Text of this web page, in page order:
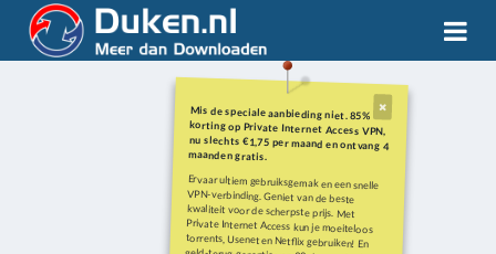
Mis de speciale aanbieding niet. 85%
korting op Private Internet Access VPN,
nu slechts €1,75 per maand en ontvang 4
maanden gratis.
Ervaar ultiem gebruiksgemak en een snelle
VPN-verbinding. Geniet van de beste
kwaliteit voor de scherpste prijs. Met
Private Internet Access kun je moeiteloos
torrents, Usenet en Netflix gebruiken! En
geld-terug-garantie van 30 dagen, dus je